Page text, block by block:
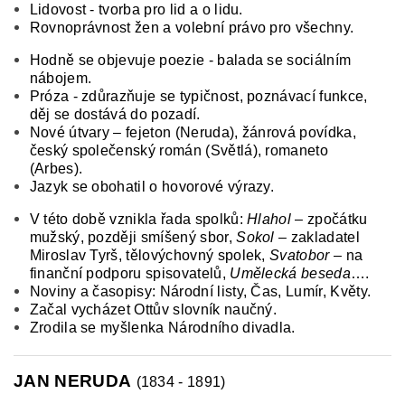
Lidovost - tvorba pro lid a o lidu.
Rovnoprávnost žen a volební právo pro všechny.
Hodně se objevuje poezie - balada se sociálním
nábojem.
Próza - zdůrazňuje se typičnost, poznávací funkce,
děj se dostává do pozadí.
Nové útvary – fejeton (Neruda), žánrová povídka,
český společenský román (Světlá), romaneto
(Arbes).
Jazyk se obohatil o hovorové výrazy.
V této době vznikla řada spolků:Hlahol – zpočátku
mužský, později smíšený sbor,Sokol – zakladatel
Miroslav Tyrš, tělovýchovný spolek,Svatobor– na
finanční podporu spisovatelů, Umělecká beseda….
Noviny a časopisy: Národní listy, Čas, Lumír, Květy.
Začal vycházet Ottův slovník naučný.
Zrodila se myšlenka Národního divadla.
JAN NERUDA (1834 - 1891)